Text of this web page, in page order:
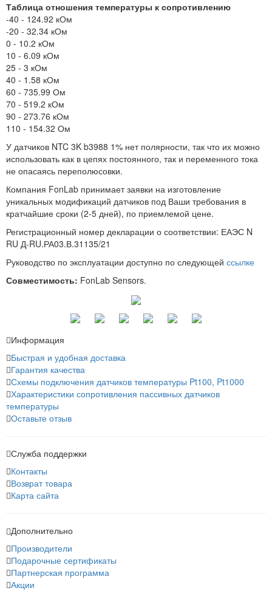
Таблица отношения температуры к сопротивлению
-40 - 124.92 кОм
-20 - 32.34 кОм
0 - 10.2 кОм
10 - 6.09 кОм
25 - 3 кОм
40 - 1.58 кОм
60 - 735.99 Ом
70 - 519.2 кОм
90 - 273.76 кОм
110 - 154.32 Ом
У датчиков NTC 3K b3988 1% нет полярности, так что их можно
использовать как в цепях постоянного, так и переменного тока
не опасаясь переполюсовки.
Компания FonLab принимает заявки на изготовление
уникальных модификаций датчиков под Ваши требования в
кратчайшие сроки (2-5 дней), по приемлемой цене.
Регистрационный номер декларации о соответствии: ЕАЭС N
RU Д-RU.РА03.В.31135/21
Руководство по эксплуатации доступно по следующей ссылке
Совместимость: FonLab Sensors.
Информация
Быстрая и удобная доставка
Гарантия качества
Схемы подключения датчиков температуры Pt100, Pt1000
Характеристики сопротивления пассивных датчиков
температуры
Оставьте отзыв
Служба поддержки
Контакты
Возврат товара
Карта сайта
Дополнительно
Производители
Подарочные сертификаты
Партнерская программа
Акции